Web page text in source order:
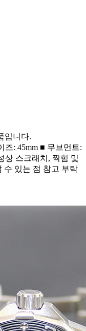
입니다.
: 45mm ■ 무브먼트:
상 스크래치, 찍힘 및
수 있는 점 참고 부탁